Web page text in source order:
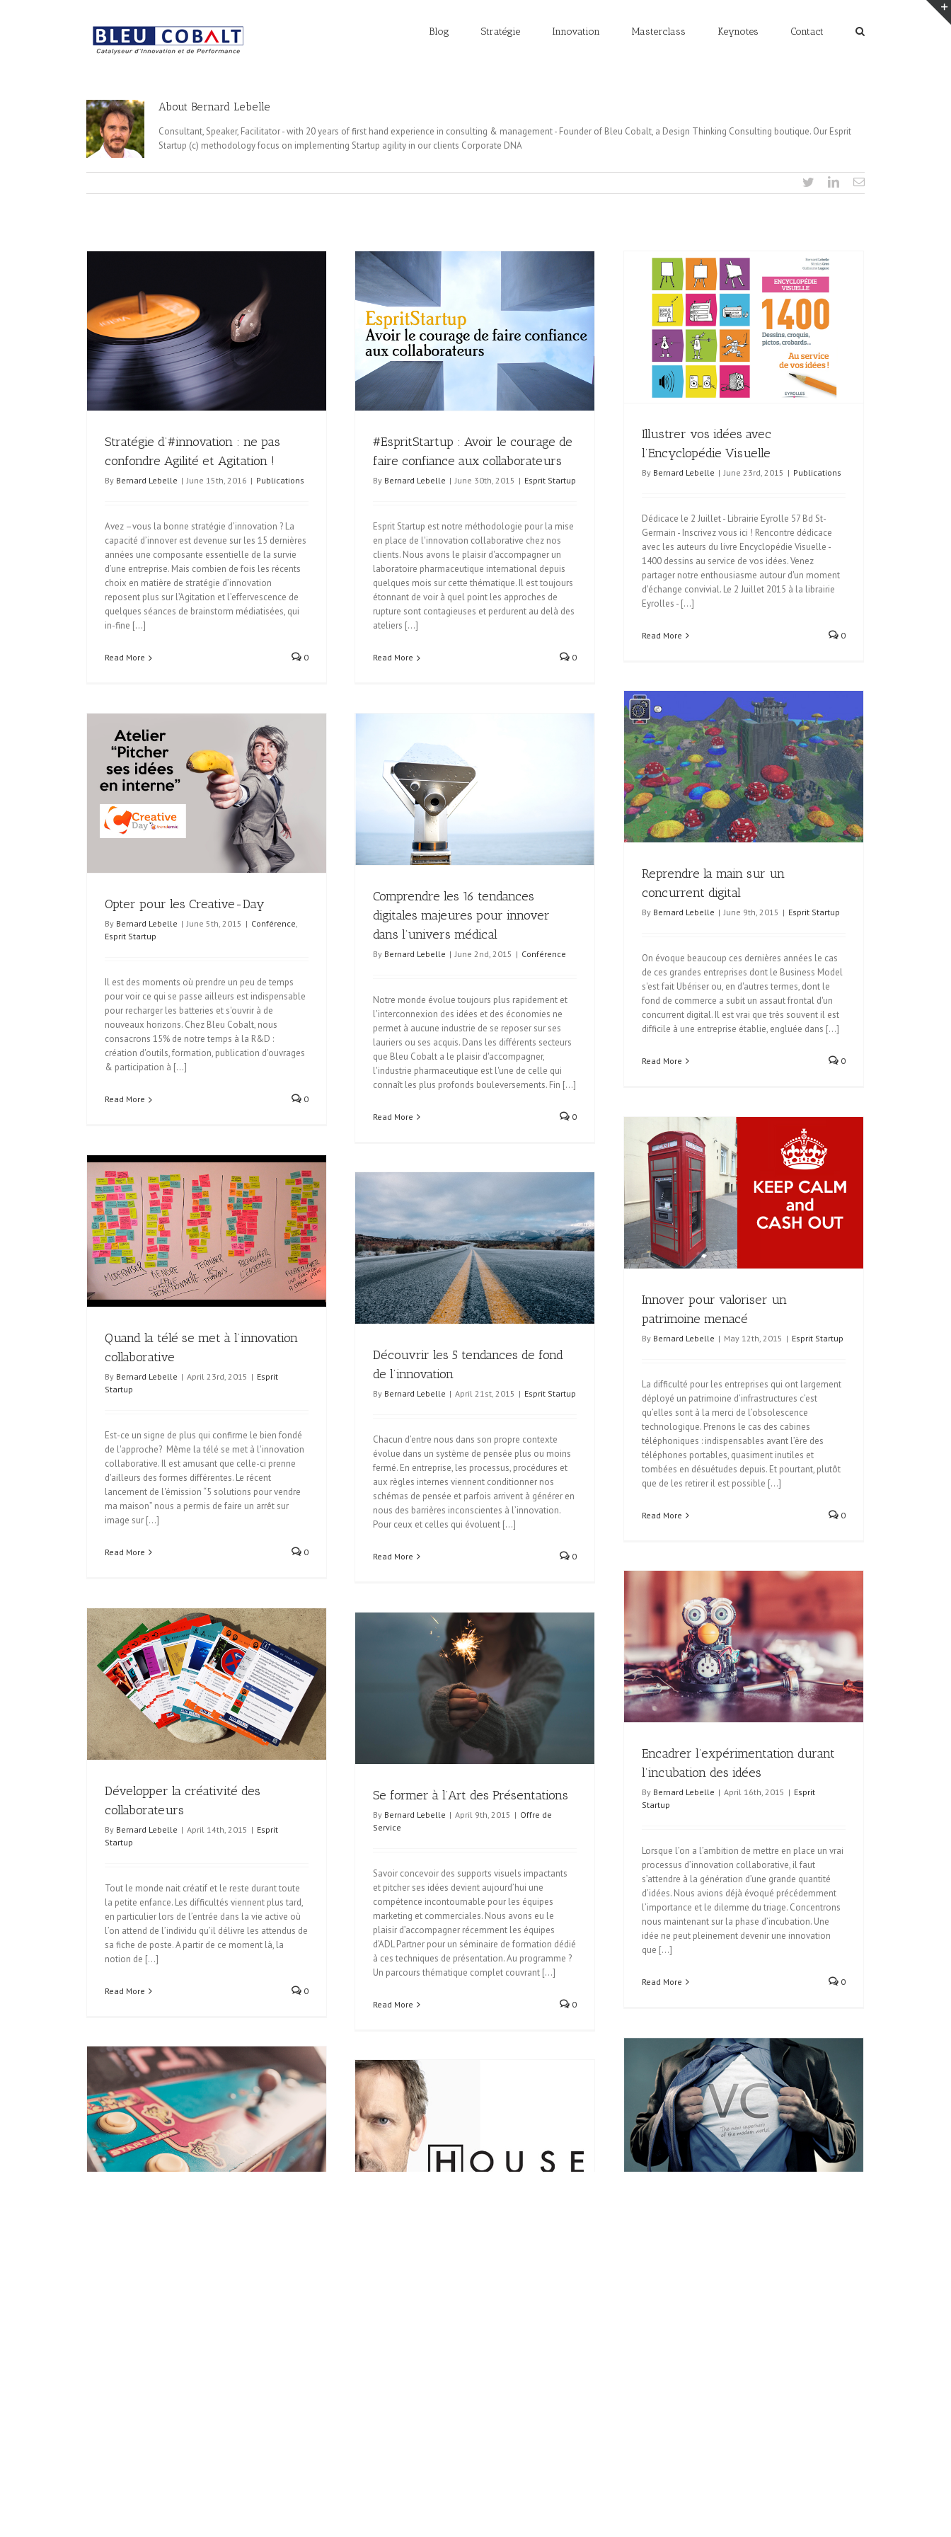
Blog Stratégie Innovation Masterclass Keynotes Contact
About Bernard Lebelle
Consultant, Speaker, Facilitator - with 20 years of first hand experience in consulting & management - Founder of Bleu Cobalt, a Design Thinking Consulting boutique. Our Esprit
Startup (c) methodology focus on implementing Startup agility in our clients Corporate DNA
Stratégie d’#innovation : ne pas
confondre Agilité et Agitation !
By Bernard Lebelle | June 15th, 2016 | Publications
Avez –vous la bonne stratégie d’innovation ? La
capacité d’innover est devenue sur les 15 dernières
années une composante essentielle de la survie
d’une entreprise. Mais combien de fois les récents
choix en matière de stratégie d’innovation
reposent plus sur l’Agitation et l’effervescence de
quelques séances de brainstorm médiatisées, qui
in-fine [...]
Read More 0
#EspritStartup : Avoir le courage de faire confiance
aux collaborateurs
Esprit Startup
#EspritStartup : Avoir le courage de
faire confiance aux collaborateurs
By Bernard Lebelle | June 30th, 2015 | Esprit Startup
Esprit Startup est notre méthodologie pour la mise
en place de l'innovation collaborative chez nos
clients. Nous avons le plaisir d'accompagner un
laboratoire pharmaceutique international depuis
quelques mois sur cette thématique. Il est toujours
étonnant de voir à quel point les approches de
rupture sont contagieuses et perdurent au delà des
ateliers [...]
Read More 0
Illustrer vos idées avec l’Encyclopédie Visuelle
Publications
Illustrer vos idées avec
l’Encyclopédie Visuelle
By Bernard Lebelle | June 23rd, 2015 | Publications
Dédicace le 2 Juillet - Librairie Eyrolle 57 Bd St-
Germain - Inscrivez vous ici ! Rencontre dédicace
avec les auteurs du livre Encyclopédie Visuelle -
1400 dessins au service de vos idées. Venez
partager notre enthousiasme autour d'un moment
d'échange convivial. Le 2 Juillet 2015 à la librairie
Eyrolles - [...]
Read More 0
Reprendre la main sur un concurrent digital
Reprendre la main sur un
concurrent digital
By Bernard Lebelle | June 9th, 2015 | Esprit Startup
On évoque beaucoup ces dernières années le cas
de ces grandes entreprises dont le Business Model
s'est fait Ubériser ou, en d'autres termes, dont le
fond de commerce a subit un assaut frontal d'un
concurrent digital. Il est vrai que très souvent il est
difficile à une entreprise établie, engluée dans [...]
Read More 0
Opter pour les Creative-Day
By Bernard Lebelle | June 5th, 2015 | Conférence,
Esprit Startup
Il est des moments où prendre un peu de temps
pour voir ce qui se passe ailleurs est indispensable
pour recharger les batteries et s'ouvrir à de
nouveaux horizons. Chez Bleu Cobalt, nous
consacrons 15% de notre temps à la R&D :
création d'outils, formation, publication d'ouvrages
& participation à [...]
Read More 0
Comprendre les 16 tendances digitales majeures
pour innover dans l’univers médical
Conférence
Comprendre les 16 tendances
digitales majeures pour innover
dans l’univers médical
By Bernard Lebelle | June 2nd, 2015 | Conférence
Notre monde évolue toujours plus rapidement et
l'interconnexion des idées et des économies ne
permet à aucune industrie de se reposer sur ses
lauriers ou ses acquis. Dans les différents secteurs
que Bleu Cobalt a le plaisir d'accompagner,
l'industrie pharmaceutique est l'une de celle qui
connaît les plus profonds bouleversements. Fin [...]
Read More 0
Esprit Startup
Innover pour valoriser un
patrimoine menacé
By Bernard Lebelle | May 12th, 2015 | Esprit Startup
La difficulté pour les entreprises qui ont largement
déployé un patrimoine d’infrastructures c’est
qu’elles sont à la merci de l’obsolescence
technologique. Prenons le cas des cabines
téléphoniques : indispensables avant l’ère des
téléphones portables, quasiment inutiles et
tombées en désuétudes depuis. Et pourtant, plutôt
que de les retirer il est possible [...]
Read More 0
Quand la télé se met à l’innovation
collaborative
By Bernard Lebelle | April 23rd, 2015 | Esprit
Startup
Est-ce un signe de plus qui confirme le bien fondé
de l'approche? Même la télé se met à l'innovation
collaborative. Il est amusant que celle-ci prenne
d'ailleurs des formes différentes. Le récent
lancement de l'émission “5 solutions pour vendre
ma maison” nous a permis de faire un arrêt sur
image sur [...]
Read More 0
Découvrir les 5 tendances de fond de l’innovation
Esprit Startup
Découvrir les 5 tendances de fond
de l’innovation
By Bernard Lebelle | April 21st, 2015 | Esprit Startup
Chacun d’entre nous dans son propre contexte
évolue dans un système de pensée plus ou moins
fermé. En entreprise, les processus, procédures et
aux règles internes viennent conditionner nos
schémas de pensée et parfois arrivent à générer en
nous des barrières inconscientes à l’innovation.
Pour ceux et celles qui évoluent [...]
Read More 0
Encadrer l’expérimentation durant l’incubation des
Esprit Startup
Encadrer l’expérimentation durant
l’incubation des idées
By Bernard Lebelle | April 16th, 2015 | Esprit
Startup
Lorsque l’on a l’ambition de mettre en place un vrai
processus d’innovation collaborative, il faut
s’attendre à la génération d’une grande quantité
d’idées. Nous avions déjà évoqué précédemment
l’importance et le dilemme du triage. Concentrons
nous maintenant sur la phase d’incubation. Une
idée ne peut pleinement devenir une innovation
que [...]
Read More 0
Développer la créativité des
collaborateurs
By Bernard Lebelle | April 14th, 2015 | Esprit
Startup
Tout le monde nait créatif et le reste durant toute
la petite enfance. Les difficultés viennent plus tard,
en particulier lors de l’entrée dans la vie active où
l’on attend de l’individu qu’il délivre les attendus de
sa fiche de poste. A partir de ce moment là, la
notion de [...]
Read More 0
Se former à l’Art des Présentations
Offre de Service
Se former à l’Art des Présentations
By Bernard Lebelle | April 9th, 2015 | Offre de
Service
Savoir concevoir des supports visuels impactants
et pitcher ses idées devient aujourd’hui une
compétence incontournable pour les équipes
marketing et commerciales. Nous avons eu le
plaisir d’accompagner récemment les équipes
d’ADL Partner pour un séminaire de formation dédié
à ces techniques de présentation. Au programme ?
Un parcours thématique complet couvrant [...]
Read More 0
L’Art du Pitch – Conférence Microsoft / YUMP
Développer une mentalité de Diagnosticien d’Idées
Esprit Startup